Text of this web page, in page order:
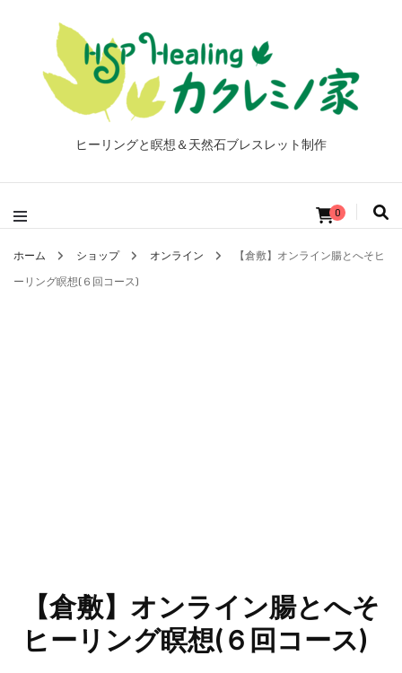
ヒーリングと瞑想＆天然石ブレスレット制作
0
ホーム ショップ オンライン
【倉敷】オンライン腸とへそヒ
ーリング瞑想(６回コース)
【倉敷】オンライン腸とへそ
ヒーリング瞑想(６回コース)